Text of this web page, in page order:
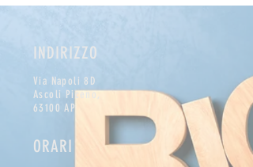
INDIRIZZO
Via Napoli 8D
Ascoli Piceno,
63100 AP
ORARI